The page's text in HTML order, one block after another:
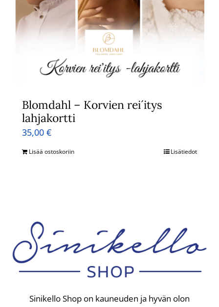
Blomdahl – Korvien rei´itys
lahjakortti
35,00 €
Lisää ostoskoriin Lisätiedot
Sinikello Shop on kauneuden ja hyvän olon